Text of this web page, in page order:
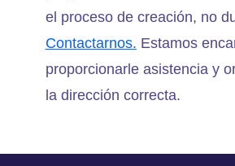
el proceso de creación, no
Contactarnos. Estamos
proporcionarle asistencia y
la dirección correcta.